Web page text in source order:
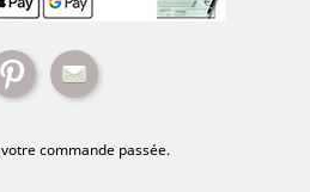
Pinterest
commande passée.